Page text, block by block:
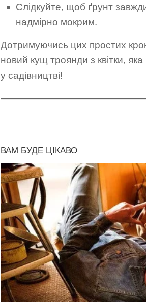
Слідкуйте, щоб ґрунт
надмірно мокрим.
Дотримуючись цих простих
новий кущ троянди з квітки,
у садівництві!